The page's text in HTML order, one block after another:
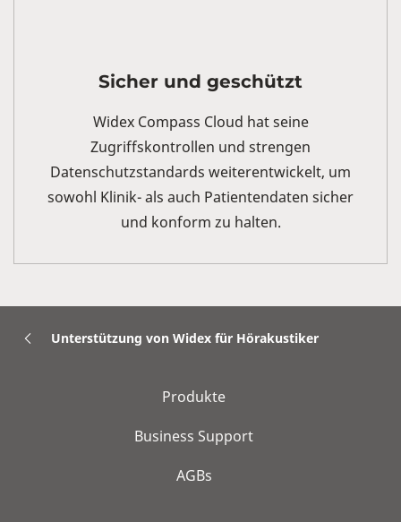
Sicher und geschützt
Widex Compass Cloud hat seine
Zugriffskontrollen und strengen
Datenschutzstandards weiterentwickelt, um
sowohl Klinik- als auch Patientendaten sicher
und konform zu halten.
Unterstützung von Widex für Hörakustiker
Produkte
Business Support
AGBs